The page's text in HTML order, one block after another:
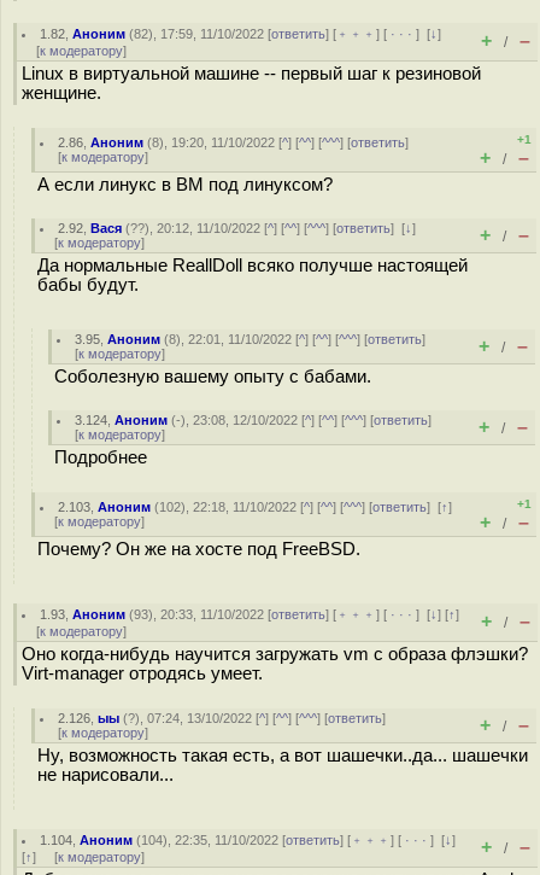
1.82 ,Аноним (82), 17:59, 11/10/2022 [ответить] [ ﹢﹢﹢] [ · · ·][↓]
[к модератору] + / –
Linux в виртуальной машине -- первый шаг к резиновой
женщине.
2.86 ,Аноним (8), 19:20, 11/10/2022 [^] [^^] [^^^] [ответить]
[к модератору]
+1
+ / –
А если линукс в ВМ под линуксом?
2.92 ,Вася (??), 20:12, 11/10/2022 [^] [^^] [^^^] [ответить][↓]
[к модератору] + / –
Да нормальные ReallDoll всяко получше настоящей
бабы будут.
3.95 ,Аноним (8), 22:01, 11/10/2022 [^] [^^] [^^^] [ответить]
[к модератору] + / –
Соболезную вашему опыту с бабами.
3.124 ,Аноним (-), 23:08, 12/10/2022 [^] [^^] [^^^] [ответить]
[к модератору] + / –
Подробнее
2.103 ,Аноним (102), 22:18, 11/10/2022 [^] [^^] [^^^] [ответить][↑]
[к модератору]
+1
+ / –
Почему? Он же на хосте под FreeBSD.
1.93 ,Аноним (93), 20:33, 11/10/2022 [ответить] [ ﹢﹢﹢] [ · · ·][↓] [↑]
[к модератору] + / –
Оно когда-нибудь научится загружать vm с образа флэшки?
Virt-manager отродясь умеет.
2.126 ,ыы (?), 07:24, 13/10/2022 [^] [^^] [^^^] [ответить]
[к модератору] + / –
Ну, возможность такая есть, а вот шашечки..да... шашечки
не нарисовали...
1.104 ,Аноним (104), 22:35, 11/10/2022 [ответить] [ ﹢﹢﹢] [ · · ·][↓]
[↑] [к модератору] + / –